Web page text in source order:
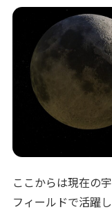
ここからは現在の
フィールドで活躍